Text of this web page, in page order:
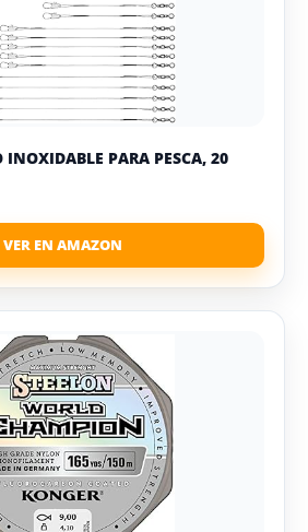
INOXIDABLE PARA PESCA, 20